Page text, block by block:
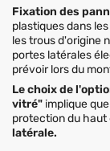
Fixation des
plastiques dans
les trous d'origine
portes latérales
prévoir lors du
Le choix de
vitré" implique
protection du haut
latérale.